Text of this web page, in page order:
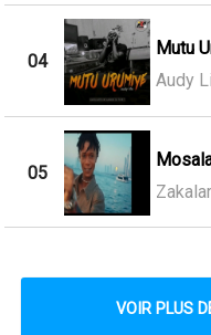
04
Mutu
Audy
05
VOIR PLUS